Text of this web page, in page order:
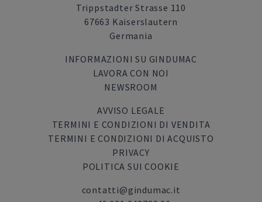
Trippstadter Strasse 110
67663 Kaiserslautern
Germania
INFORMAZIONI SU GINDUMAC
LAVORA CON NOI
NEWSROOM
AVVISO LEGALE
TERMINI E CONDIZIONI DI VENDITA
TERMINI E CONDIZIONI DI ACQUISTO
PRIVACY
POLITICA SUI COOKIE
contatti@gindumac.it